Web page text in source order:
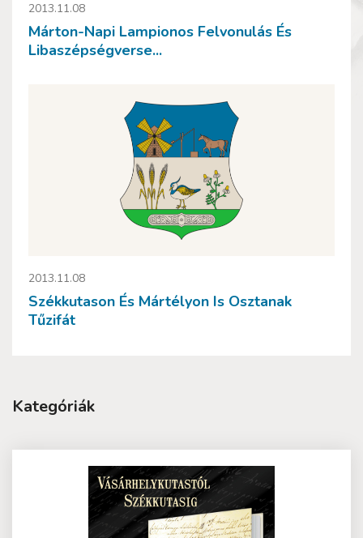
2013.11.08
Márton-Napi Lampionos Felvonulás És
Libaszépségverse...
2013.11.08
Székkutason És Mártélyon Is Osztanak
Tűzifát
Kategóriák